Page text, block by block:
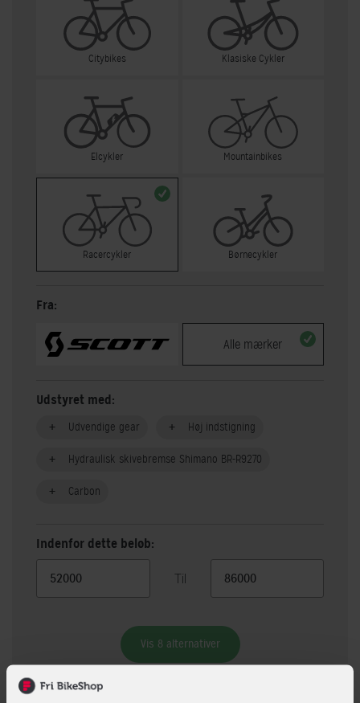
Citybikes Klasiske Cykler
Elcykler Mountainbikes
Racercykler Børnecykler
Fra:
Alle mærker
Udstyret med:
Udvendige gear Høj indstigning
Hydraulisk skivebremse Shimano BR-R9270
Carbon
Indenfor dette beløb:
Til
Vis 8 alternativer